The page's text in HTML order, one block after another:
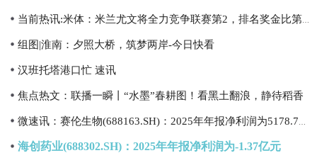
组图|淮南：夕照大桥，筑梦两岸-今日快看
汉班托塔港口忙 速讯
焦点热文：联播一瞬丨“水墨”春耕图！看黑土翻浪，静待稻香
海创药业(688302.SH)：2025年年报净利润为-1.37亿元